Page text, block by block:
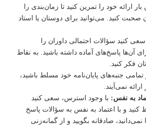
خود را تمرین کنید تا زمان‌بندی را
کنید. می‌توانید برای دوستان یا استاد
سؤالات احتمالی داوران را
پاسخ‌های آماده داشته باشید. به نقاط
کنید.
جنبه‌های پایان‌نامه خود مسلط باشید،
نمی‌آیند.
نفس:با وجود استرس، سعی کنید
با اعتماد به نفس به سؤالات پاسخ
صادقانه بگویید و از گمانه‌زنی